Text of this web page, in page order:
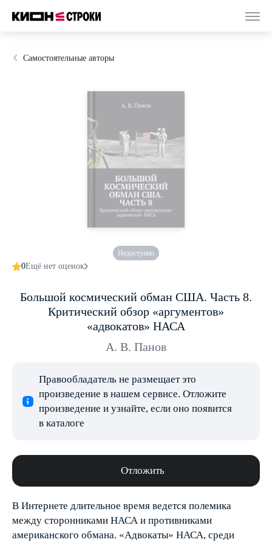
Самостоятельные авторы
Недоступно
0Ещё нет оценок
Большой космический обман США. Часть 8.
Критический обзор «аргументов»
«адвокатов» НАСА
А. В. Панов
Правообладатель не размещает это
произведение в нашем сервисе. Отложите
произведение и узнайте, если оно появится
в каталоге
Отложить
В Интернете длительное время ведется полемика
между сторонниками НАСА и противниками
американского обмана. «Адвокаты» НАСА, среди